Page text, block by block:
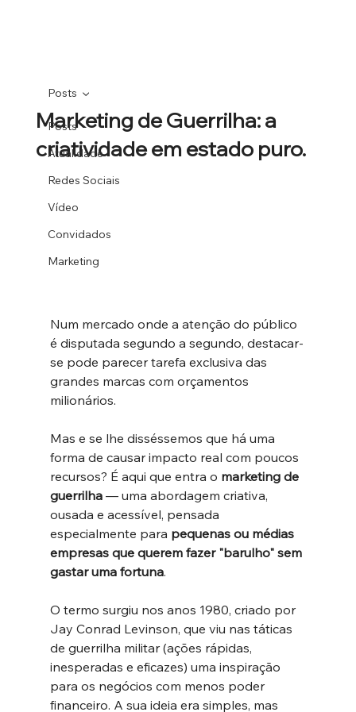
Posts
Atualidade
Redes Sociais
Vídeo
Convidados
Marketing
Posts
Marketing de Guerrilha: a
criatividade em estado puro.
Num mercado onde a atenção do público
é disputada segundo a segundo, destacar-
se pode parecer tarefa exclusiva das
grandes marcas com orçamentos
milionários.
Mas e se lhe disséssemos que há uma
forma de causar impacto real com poucos
recursos? É aqui que entra o marketing de
guerrilha — uma abordagem criativa,
ousada e acessível, pensada
especialmente para pequenas ou médias
empresas que querem fazer "barulho" sem
gastar uma fortuna.
O termo surgiu nos anos 1980, criado por
Jay Conrad Levinson, que viu nas táticas
de guerrilha militar (ações rápidas,
inesperadas e eficazes) uma inspiração
para os negócios com menos poder
financeiro. A sua ideia era simples, mas